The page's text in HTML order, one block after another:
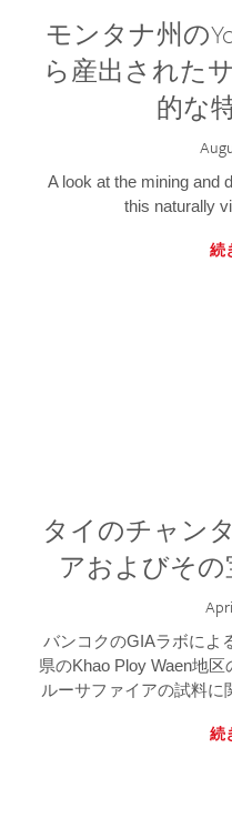
モンタナ州の
ら産出された
的な
A look at the mining and
this naturally
続
タイのチャン
アおよびそ
バンコクのGIAラボによ
県のKhao Ploy Waen地
ルーサファイアの試料に
続